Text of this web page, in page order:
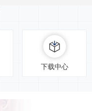
下载中心